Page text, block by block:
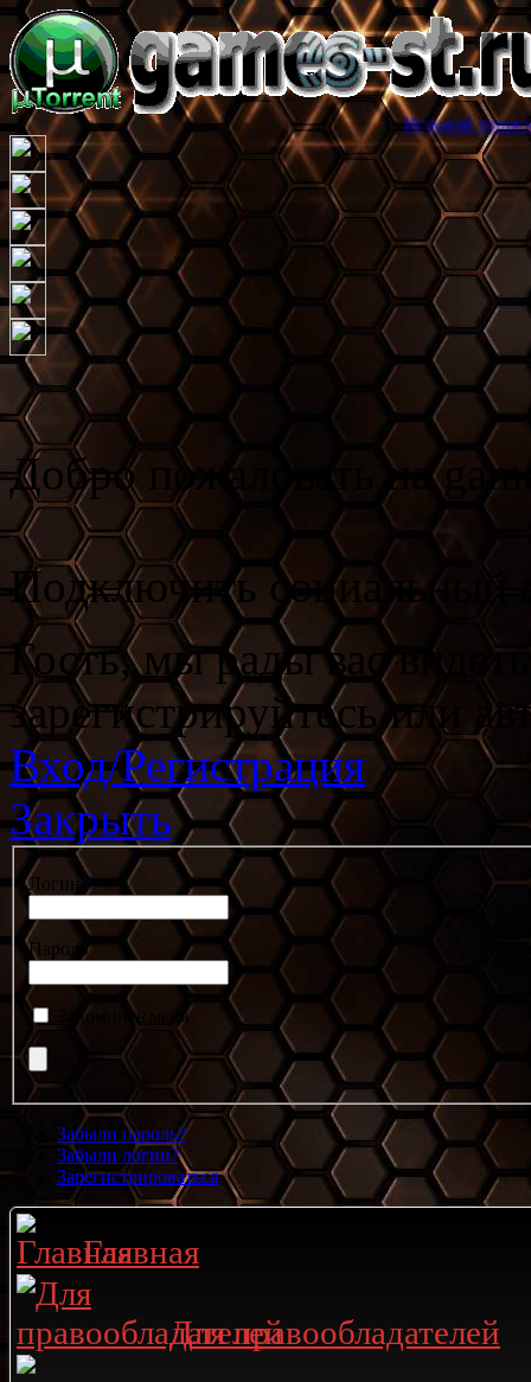
Игровой торрент трекер
Добро пожаловать на
Подключить социальный
Гость, мы рады вас
зарегистрируйтесь или
Вход/Регистрация
Закрыть
Логин
Пароль
Запомнить меня
Забыли пароль?
Забыли логин?
Зарегистрироваться
Главная
Для правообладателей